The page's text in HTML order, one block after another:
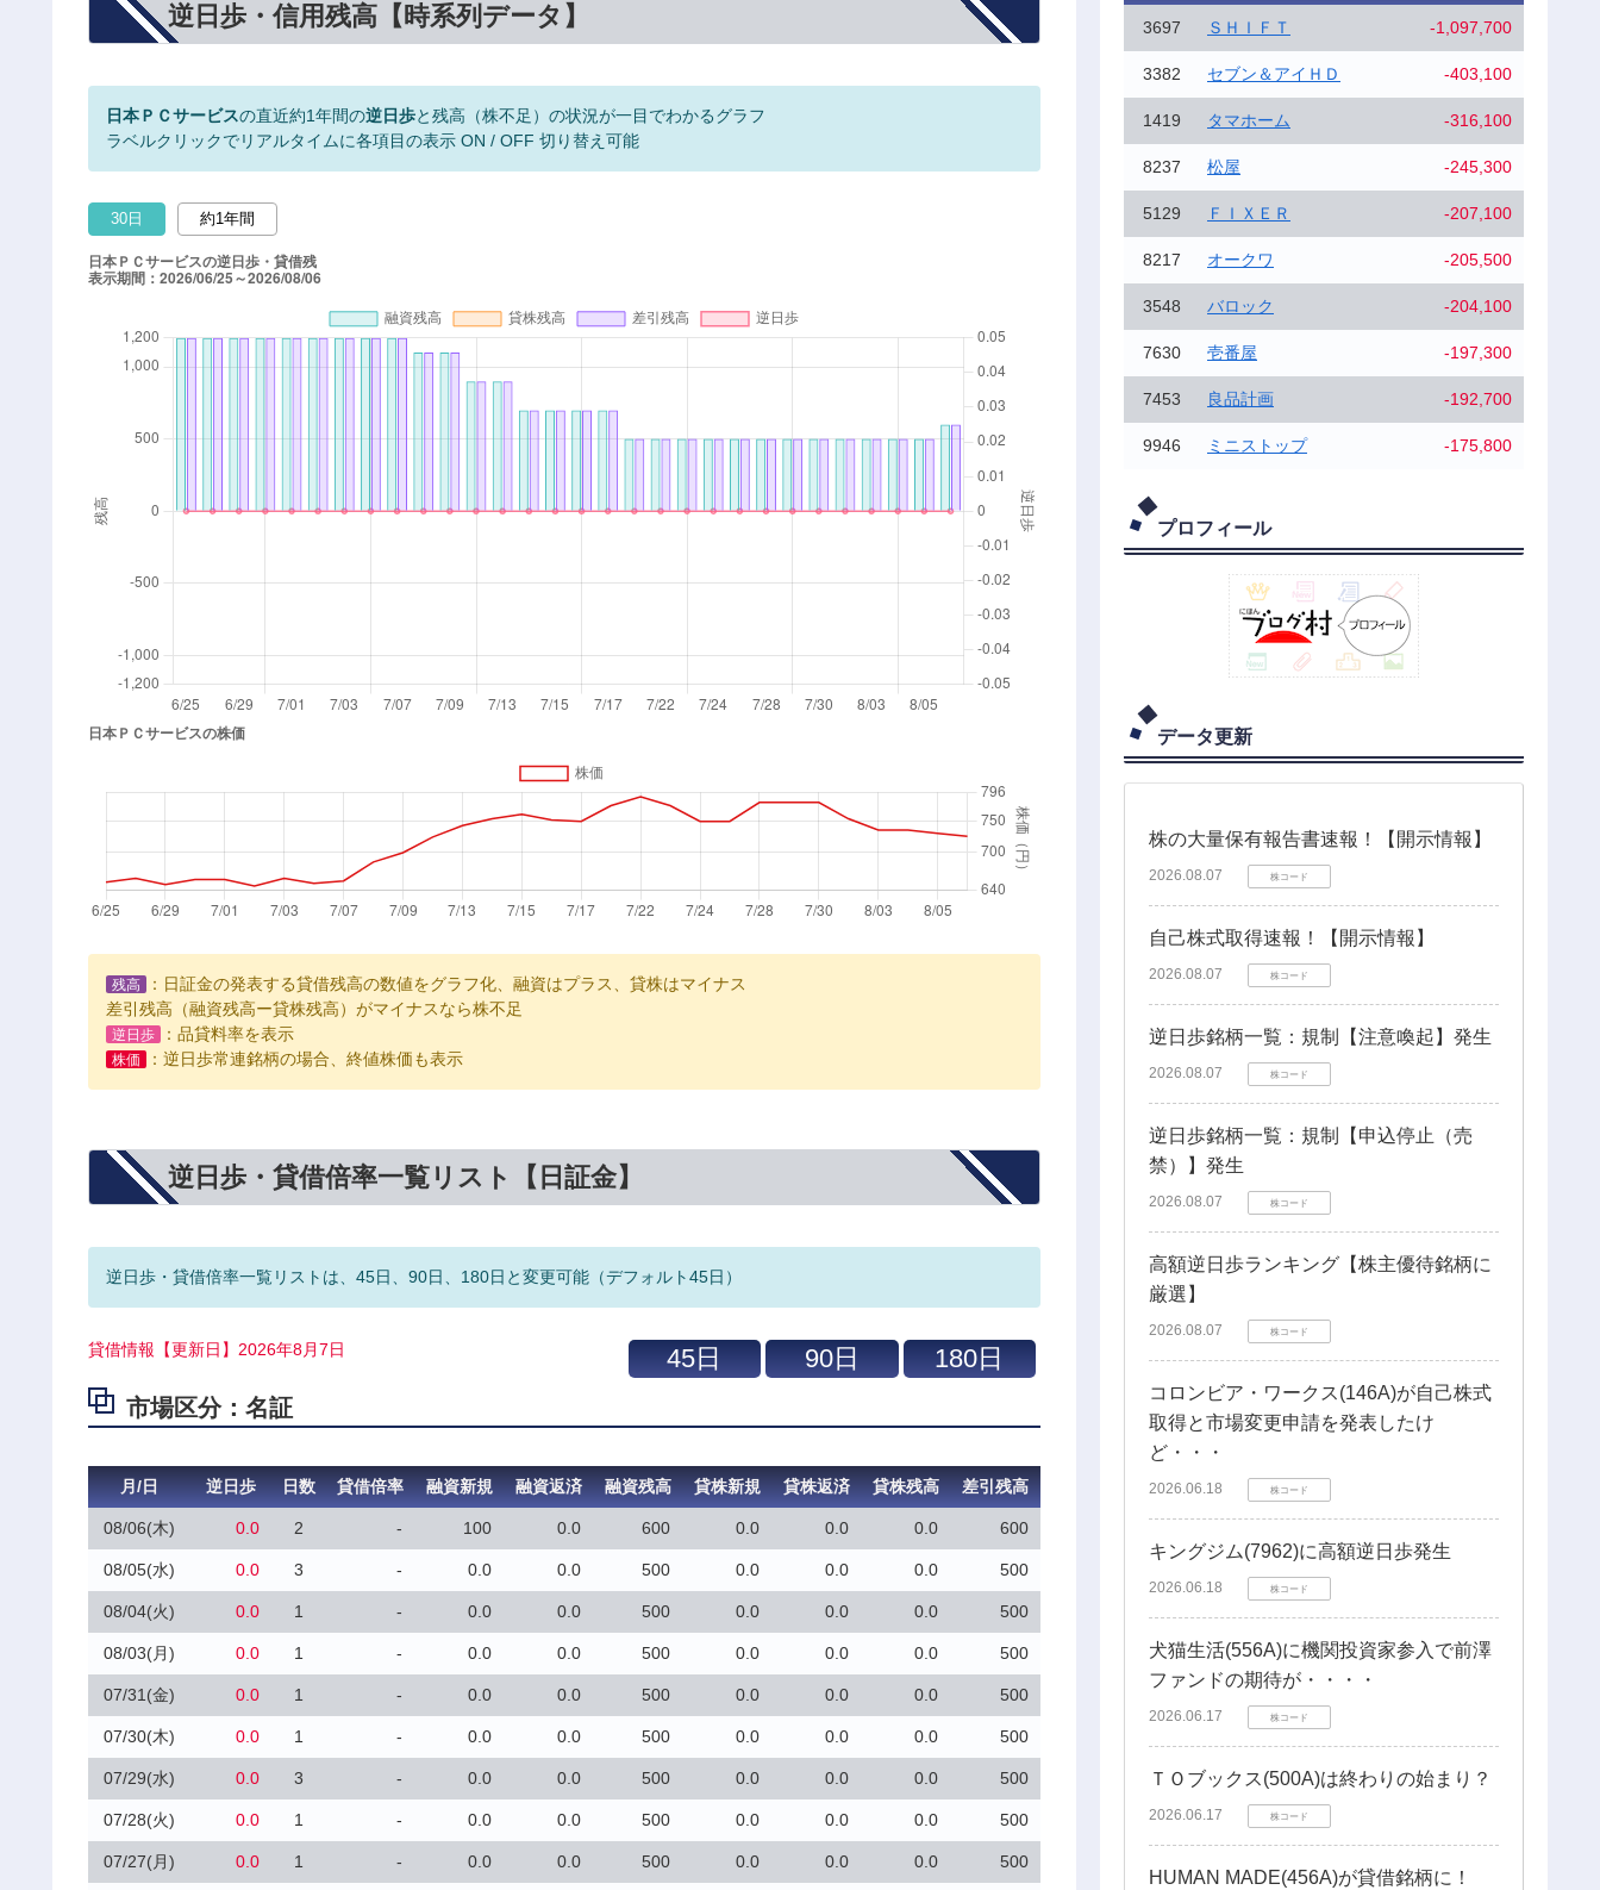
逆日歩・信用残高【時系列データ】
日本ＰＣサービスの直近約1年間の逆日歩と残高（株不足）の状況が一目でわかるグラフ
ラベルクリックでリアルタイムに各項目の表示 ON / OFF 切り替え可能
30日 約1年間
残高
：日証金の発表する貸借残高の数値をグラフ化、融資はプラス、貸株はマイナス
差引残高（融資残高ー貸株残高）がマイナスなら株不足
逆日歩 ：品貸料率を表示
株価 ：逆日歩常連銘柄の場合、終値株価も表示
逆日歩・貸借倍率一覧リスト【日証金】
逆日歩・貸借倍率一覧リストは、45日、90日、180日と変更可能（デフォルト45日）
貸借情報【更新日】2026年8月7日
市場区分：名証
月/日 逆日歩 日数 貸借倍率 融資新規 融資返済 融資残高 貸株新規 貸株返済 貸株残高 差引残高
08/06(木) 0.0 2 - 100 0.0 600 0.0 0.0 0.0 600
08/05(水) 0.0 3 - 0.0 0.0 500 0.0 0.0 0.0 500
08/04(火) 0.0 1 - 0.0 0.0 500 0.0 0.0 0.0 500
08/03(月) 0.0 1 - 0.0 0.0 500 0.0 0.0 0.0 500
07/31(金) 0.0 1 - 0.0 0.0 500 0.0 0.0 0.0 500
07/30(木) 0.0 1 - 0.0 0.0 500 0.0 0.0 0.0 500
07/29(水) 0.0 3 - 0.0 0.0 500 0.0 0.0 0.0 500
07/28(火) 0.0 1 - 0.0 0.0 500 0.0 0.0 0.0 500
07/27(月) 0.0 1 - 0.0 0.0 500 0.0 0.0 0.0 500
3697 ＳＨＩＦＴ -1,097,700
3382 セブン＆アイＨＤ -403,100
1419 タマホーム -316,100
8237 松屋 -245,300
5129 ＦＩＸＥＲ -207,100
8217 オークワ -205,500
3548 バロック -204,100
7630 壱番屋 -197,300
7453 良品計画 -192,700
9946 ミニストップ -175,800
プロフィール
データ更新
株の大量保有報告書速報！【開示情報】
2026.08.07 株コード
自己株式取得速報！【開示情報】
2026.08.07 株コード
逆日歩銘柄一覧：規制【注意喚起】発生
2026.08.07 株コード
逆日歩銘柄一覧：規制【申込停止（売
禁）】発生
2026.08.07 株コード
高額逆日歩ランキング【株主優待銘柄に
厳選】
2026.08.07 株コード
コロンビア・ワークス(146A)が自己株式
取得と市場変更申請を発表したけ
ど・・・
2026.06.18 株コード
キングジム(7962)に高額逆日歩発生
2026.06.18 株コード
犬猫生活(556A)に機関投資家参入で前澤
ファンドの期待が・・・・
2026.06.17 株コード
ＴＯブックス(500A)は終わりの始まり？
2026.06.17 株コード
HUMAN MADE(456A)が貸借銘柄に！